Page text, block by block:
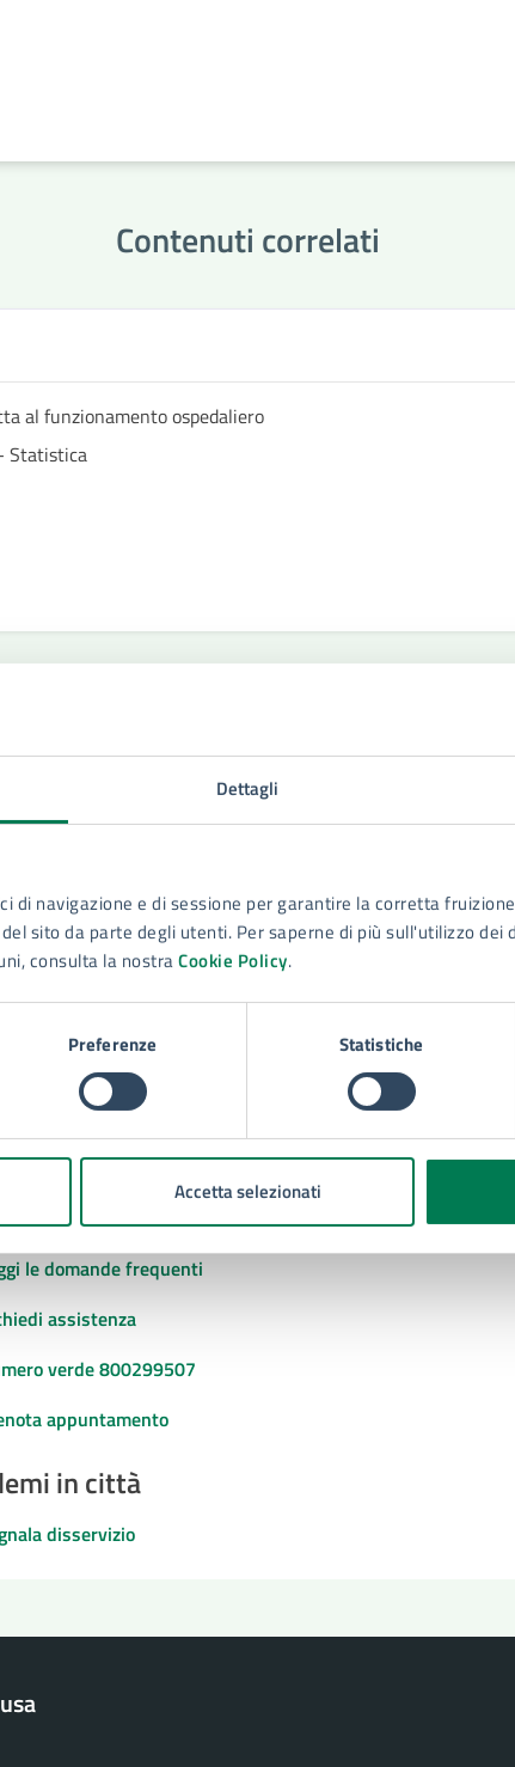
Dettagli
di navigazione e di sessione per garantire la corretta
sito da parte degli utenti. Per saperne di più sull'utilizzo dei
consulta la nostraCookie Policy.
Preferenze Statistiche
Accetta selezionati
Contenuti correlati
al funzionamento ospedaliero
Statistica
sono chiare le informazioni su questa
delle informazioni (da 1 a 5 stelle)
il numero di stelle per valutare la chiarezza delle
Valuta 5 stelle su 5
Valuta 4 stelle su 5
3 stelle su 5
2 stelle su 5
su 5
il comune
le domande frequenti
assistenza
verde 800299507
appuntamento
in città
disservizio